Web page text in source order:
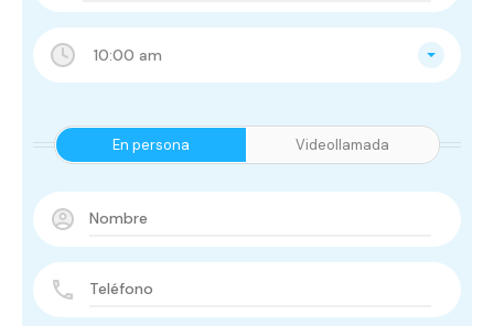
10:00 am
En persona Videollamada